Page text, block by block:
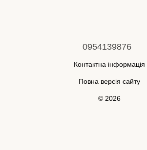
0954139876
Контактна інформація
Повна версія сайту
© 2026